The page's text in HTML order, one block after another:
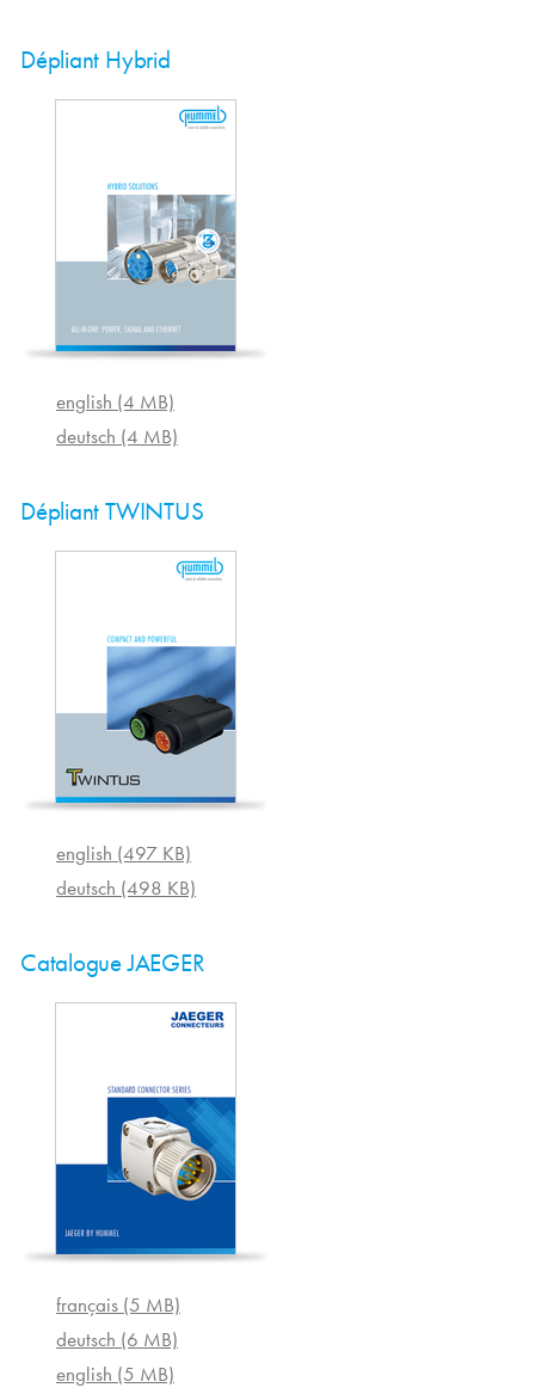
Dépliant Hybrid
english (4 MB)
deutsch (4 MB)
Dépliant TWINTUS
english (497 KB)
deutsch (498 KB)
Catalogue JAEGER
français (5 MB)
deutsch (6 MB)
english (5 MB)